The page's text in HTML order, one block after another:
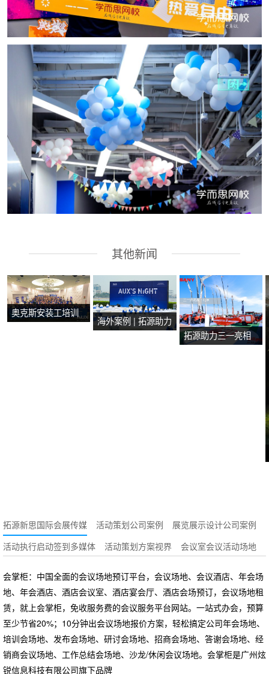
其他新闻
奥克斯安装工培训
海外案例 | 拓源助力
拓源助力三一亮相
拓源新思国际会展传媒 活动策划公司案例
展览展示设计公司案例
活动执行启动签到多媒体
活动策划方案视界 会议室会议活动场地
会掌柜：中国全面的会议场地预订平台，会议场地、会议酒店、年会场
地、年会酒店、酒店会议室、酒店宴会厅、酒店会场预订，会议场地租
赁，就上会掌柜，免收服务费的会议服务平台网站。一站式办会，预算
至少节省20%；10分钟出会议场地报价方案，轻松搞定公司年会场地、
培训会场地、发布会场地、研讨会场地、招商会场地、答谢会场地、经
销商会议场地、工作总结会场地、沙龙/休闲会议场地。会掌柜是广州炫
锐信息科技有限公司旗下品牌